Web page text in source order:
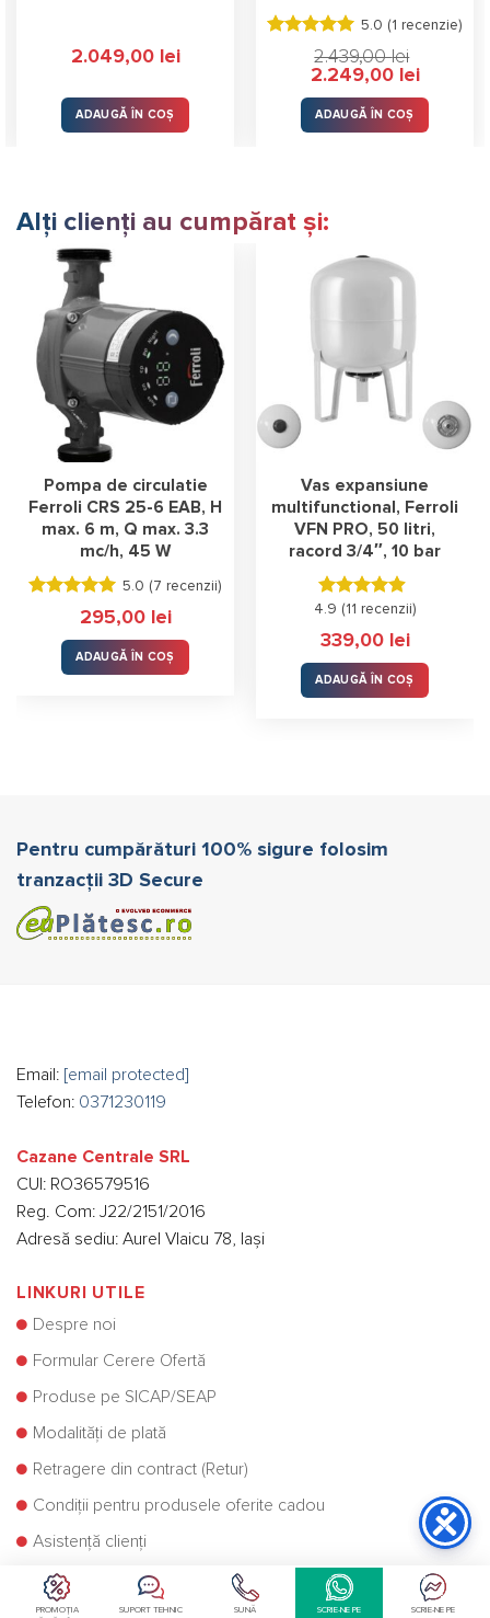
2.049,00 lei
ADAUGĂ ÎN COȘ
Evaluat la
stele
5.0 (1 recenzie)
2.439,00lei
Prețul
inițial
a
fost:
2.249,00 leiPrețul
curent
este:
ADAUGĂ ÎN COȘ
Alți clienți au cumpărat și:
Pompa de circulatie
Ferroli CRS 25-6 EAB, H
max. 6 m, Q max. 3.3
mc/h, 45 W
Evaluat la
stele
din 5
5.0 (7 recenzii)
295,00 lei
ADAUGĂ ÎN COȘ
Vas expansiune
multifunctional, Ferroli
VFN PRO, 50 litri,
racord 3/4″, 10 bar
Evaluat la
din 5
4.9 (11 recenzii)
339,00 lei
ADAUGĂ ÎN COȘ
Pentru cumpărături 100% sigure folosim
tranzacții 3D Secure
Email: [email protected]
Telefon: 0371230119
Cazane Centrale SRL
CUI: RO36579516
Reg. Com: J22/2151/2016
Adresă sediu: Aurel Vlaicu 78, Iași
LINKURI UTILE
Despre noi
Formular Cerere Ofertă
Produse pe SICAP/SEAP
Modalități de plată
Retragere din contract (Retur)
Condiții pentru produsele oferite cadou
Asistență clienți
Contact
Blog
PROMOȚIA
SUPORT TEHNIC
SUNĂ
SCRIE-NE PE
SCRIE-NE PE